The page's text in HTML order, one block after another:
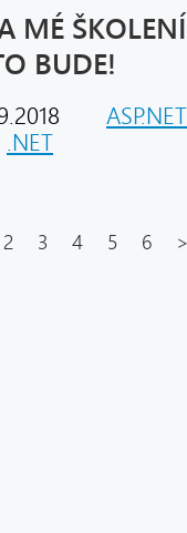
MÉ
BUDE!
.NET
2 3 4 5 6